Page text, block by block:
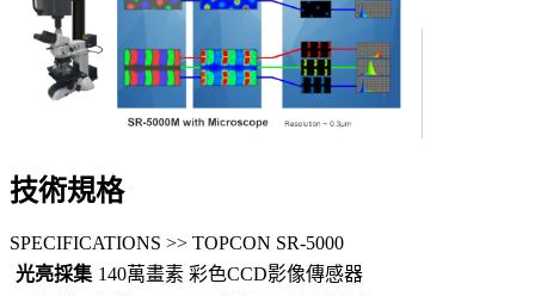
技術規格
SPECIFICATIONS >> TOPCON SR-5000
光亮採集 140萬畫素 彩色CCD影像傳感器